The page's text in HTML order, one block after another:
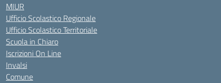
MIUR
Ufficio Scolastico Regionale
Ufficio Scolastico Territoriale
Scuola in Chiaro
Iscrizioni On Line
Invalsi
Comune